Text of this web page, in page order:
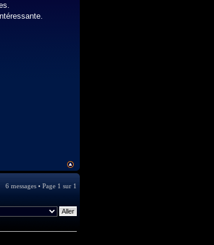
6 messages • Page 1 sur 1